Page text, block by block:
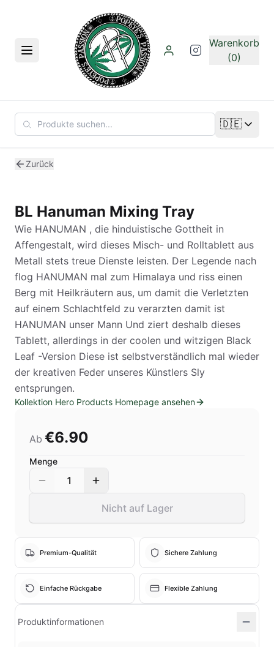
Menü
Warenkorb
(0)
🇩🇪
Sprache
Zurück
BL Hanuman Mixing Tray
Wie HANUMAN , die hinduistische Gottheit in
Affengestalt, wird dieses Misch- und Rolltablett aus
Metall stets treue Dienste leisten. Der Legende nach
flog HANUMAN mal zum Himalaya und riss einen
Berg mit Heilkräutern aus, um damit die Verletzten
auf einem Schlachtfeld zu verarzten damit ist
HANUMAN unser Mann Und ziert deshalb dieses
Tablett, allerdings in der coolen und witzigen Black
Leaf -Version Diese ist selbstverständlich mal wieder
der kreativen Feder unseres Künstlers Sly
entsprungen.
Kollektion Hero Products Homepage ansehen
Ab €6.90
Menge
1
Nicht auf Lager
Premium-Qualität Sichere Zahlung
Einfache Rückgabe Flexible Zahlung
Produktinformationen